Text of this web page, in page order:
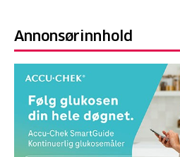
Annonsørinnhold